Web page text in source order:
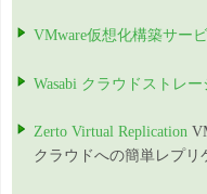
VMware仮想化構築サー
Wasabi クラウドストレー
Zerto Virtual Replication
クラウドへの簡単レプリ